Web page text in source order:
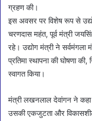
ग्रहण की।
इस अवसर पर विशेष रूप से
चरणदास महंत, पूर्व मंत्री
रहे। उद्योग मंत्री ने सर्वमंगला
प्रतिमा स्थापना की घोषणा
स्वागत किया।
मंत्री लखनलाल देवांगन ने कहा
उसकी एकजुटता और